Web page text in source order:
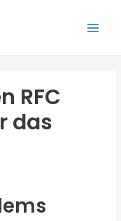
RFC
das